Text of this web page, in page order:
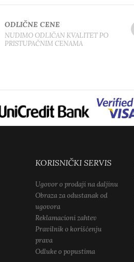
ODLIČNE CENE
NUDIMO ODLIČAN KVALITET PO
PRISTUPAČNIM CENAMA
KORISNIČKI SERVIS
Ugovor o prodaji na daljinu
Obraza za odustanak od
ugovora
Reklamacioni zahtev
Pravilnik o korišćenju
prava
Odluke o popustima